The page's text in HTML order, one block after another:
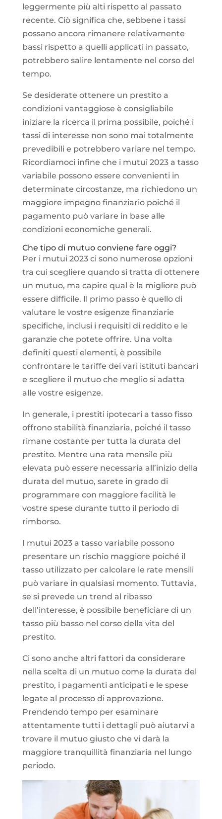
leggermente più alti rispetto al passato
recente. Ciò significa che, sebbene i tassi
possano ancora rimanere relativamente
bassi rispetto a quelli applicati in passato,
potrebbero salire lentamente nel corso del
tempo.
Se desiderate ottenere un prestito a
condizioni vantaggiose è consigliabile
iniziare la ricerca il prima possibile, poiché i
tassi di interesse non sono mai totalmente
prevedibili e potrebbero variare nel tempo.
Ricordiamoci infine che i mutui 2023 a tasso
variabile possono essere convenienti in
determinate circostanze, ma richiedono un
maggiore impegno finanziario poiché il
pagamento può variare in base alle
condizioni economiche generali.
Che tipo di mutuo conviene fare oggi?
Per i mutui 2023 ci sono numerose opzioni
tra cui scegliere quando si tratta di ottenere
un mutuo, ma capire qual è la migliore può
essere difficile. Il primo passo è quello di
valutare le vostre esigenze finanziarie
specifiche, inclusi i requisiti di reddito e le
garanzie che potete offrire. Una volta
definiti questi elementi, è possibile
confrontare le tariffe dei vari istituti bancari
e scegliere il mutuo che meglio si adatta
alle vostre esigenze.
In generale, i prestiti ipotecari a tasso fisso
offrono stabilità finanziaria, poiché il tasso
rimane costante per tutta la durata del
prestito. Mentre una rata mensile più
elevata può essere necessaria all’inizio della
durata del mutuo, sarete in grado di
programmare con maggiore facilità le
vostre spese durante tutto il periodo di
rimborso.
I mutui 2023 a tasso variabile possono
presentare un rischio maggiore poiché il
tasso utilizzato per calcolare le rate mensili
può variare in qualsiasi momento. Tuttavia,
se si prevede un trend al ribasso
dell’interesse, è possibile beneficiare di un
tasso più basso nel corso della vita del
prestito.
Ci sono anche altri fattori da considerare
nella scelta di un mutuo come la durata del
prestito, i pagamenti anticipati e le spese
legate al processo di approvazione.
Prendendo tempo per esaminare
attentamente tutti i dettagli può aiutarvi a
trovare il mutuo giusto che vi darà la
maggiore tranquillità finanziaria nel lungo
periodo.